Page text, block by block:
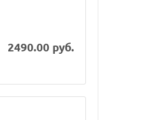
2490.00 руб.